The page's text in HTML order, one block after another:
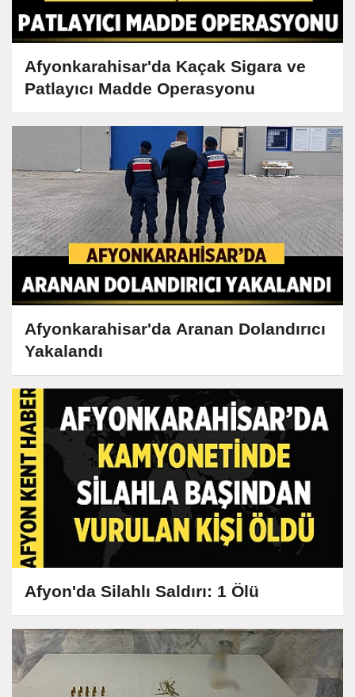
Afyonkarahisar'da Kaçak Sigara ve
Patlayıcı Madde Operasyonu
Afyonkarahisar'da Aranan Dolandırıcı
Yakalandı
Afyon'da Silahlı Saldırı: 1 Ölü